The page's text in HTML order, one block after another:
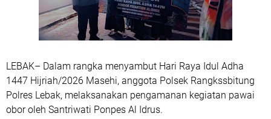
LEBAK– Dalam rangka menyambut Hari Raya Idul Adha
1447 Hijriah/2026 Masehi, anggota Polsek Rangkssbitung
Polres Lebak, melaksanakan pengamanan kegiatan pawai
obor oleh Santriwati Ponpes Al Idrus.